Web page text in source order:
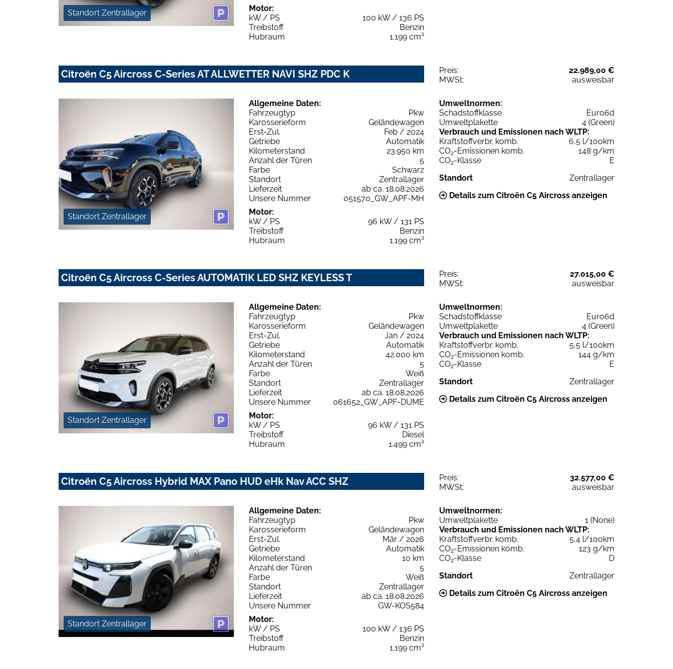
Standort Zentrallager
Motor:
kW / PS
100 kW / 136 PS
Treibstoff
Benzin
Hubraum
1.199 cm³
Citroën C5 Aircross C-Series AT ALLWETTER NAVI SHZ PDC K Preis:
22.989,00 €
MWSt:
ausweisbar
Standort Zentrallager
Allgemeine Daten:
Fahrzeugtyp
Pkw
Karosserieform
Geländewagen
Erst-Zul.
Feb / 2024
Getriebe
Automatik
Kilometerstand
23.950 km
Anzahl der Türen
5
Farbe
Schwarz
Standort
Zentrallager
Lieferzeit
ab ca. 18.08.2026
Unsere Nummer
051570_GW_APF-MH
Motor:
kW / PS
96 kW / 131 PS
Treibstoff
Benzin
Hubraum
1.199 cm³
Umweltnormen:
Schadstoffklasse
Euro6d
Umweltplakette
4 (Green)
Verbrauch und Emissionen nach WLTP:
Kraftstoffverbr. komb.
6,5 l/100km
CO2-Emissionen komb.
148 g/km
CO2-Klasse
E
Standort
Zentrallager
Details zum Citroën C5 Aircross anzeigen
Citroën C5 Aircross C-Series AUTOMATIK LED SHZ KEYLESS T Preis:
27.015,00 €
MWSt:
ausweisbar
Standort Zentrallager
Allgemeine Daten:
Fahrzeugtyp
Pkw
Karosserieform
Geländewagen
Erst-Zul.
Jan / 2024
Getriebe
Automatik
Kilometerstand
42.000 km
Anzahl der Türen
5
Farbe
Weiß
Standort
Zentrallager
Lieferzeit
ab ca. 18.08.2026
Unsere Nummer
061652_GW_APF-DUME
Motor:
kW / PS
96 kW / 131 PS
Treibstoff
Diesel
Hubraum
1.499 cm³
Umweltnormen:
Schadstoffklasse
Euro6d
Umweltplakette
4 (Green)
Verbrauch und Emissionen nach WLTP:
Kraftstoffverbr. komb.
5,5 l/100km
CO2-Emissionen komb.
144 g/km
CO2-Klasse
E
Standort
Zentrallager
Details zum Citroën C5 Aircross anzeigen
Citroën C5 Aircross Hybrid MAX Pano HUD eHk Nav ACC SHZ Preis:
32.577,00 €
MWSt:
ausweisbar
Standort Zentrallager
Allgemeine Daten:
Fahrzeugtyp
Pkw
Karosserieform
Geländewagen
Erst-Zul.
Mär / 2026
Getriebe
Automatik
Kilometerstand
10 km
Anzahl der Türen
5
Farbe
Weiß
Standort
Zentrallager
Lieferzeit
ab ca. 18.08.2026
Unsere Nummer
GW-KOS584
Motor:
kW / PS
100 kW / 136 PS
Treibstoff
Benzin
Hubraum
1.199 cm³
Umweltnormen:
Umweltplakette
1 (None)
Verbrauch und Emissionen nach WLTP:
Kraftstoffverbr. komb.
5,4 l/100km
CO2-Emissionen komb.
123 g/km
CO2-Klasse
D
Standort
Zentrallager
Details zum Citroën C5 Aircross anzeigen